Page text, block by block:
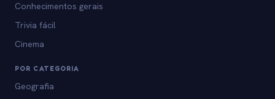
Conhecimentos gerais
Trivia fácil
Cinema
POR CATEGORIA
Geografia